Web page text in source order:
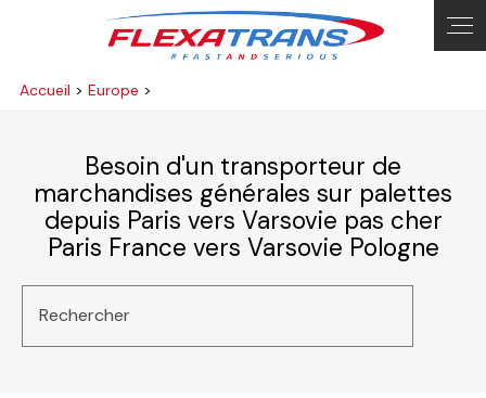
Accueil > Europe >
Besoin d'un transporteur de
marchandises générales sur palettes
depuis Paris vers Varsovie pas cher
Paris France vers Varsovie Pologne
Rechercher